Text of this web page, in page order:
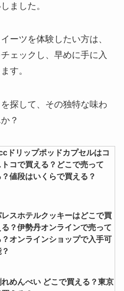
ーズンチョコバナナはどこで
ンで買える？まずいって噂は本
調査！
じゃが どこで売ってる?東京で
に売ってる場所はある？代わり
なるものも紹介！
ビニやAmazonで買える？注意
はなにがある？
ました。
ーツを体験したい方は、
ェックし、早めに手に入
す。
探して、その独特な味わ
？
ドリップポッドカプセルはコ
トコで買える？どこで売って
？値段はいくらで買える？
スホテルクッキーはどこで買
る？伊勢丹オンラインで売って
？オンラインショップで入手可
めんべい どこで買える？東京